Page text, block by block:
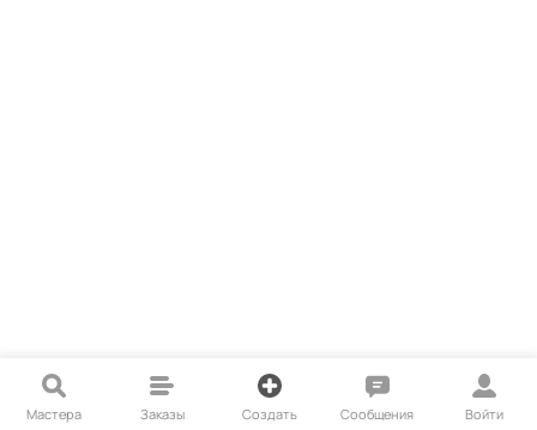
Мастера Заказы Создать Сообщения Войти